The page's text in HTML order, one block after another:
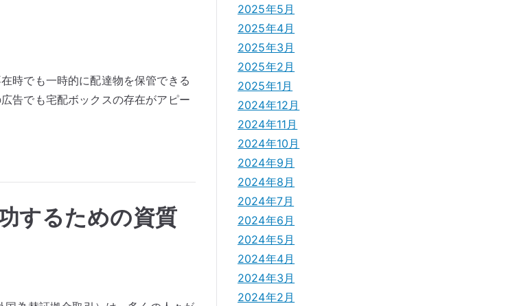
時でも一時的に配達物を保管できる
告でも宅配ボックスの存在がアピー
するための資質
2025年5月
2025年4月
2025年3月
2025年2月
2025年1月
2024年12月
2024年11月
2024年10月
2024年9月
2024年8月
2024年7月
2024年6月
2024年5月
2024年4月
2024年3月
2024年2月